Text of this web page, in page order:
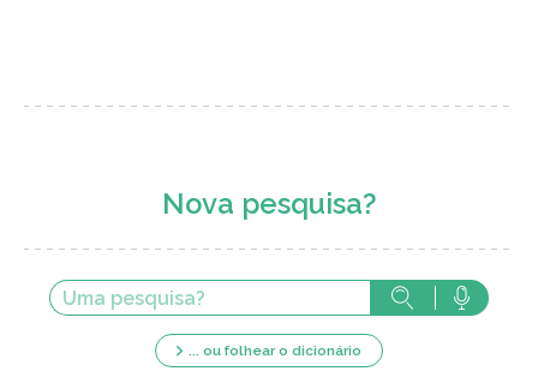
Nova pesquisa?
... ou folhear o dicionário